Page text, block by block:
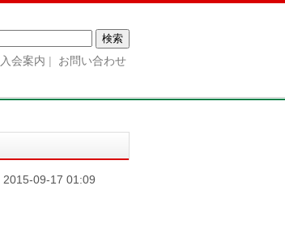
入会案内 お問い合わせ
2015-09-17 01:09